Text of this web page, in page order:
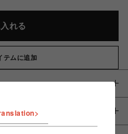
れる
テムに追加